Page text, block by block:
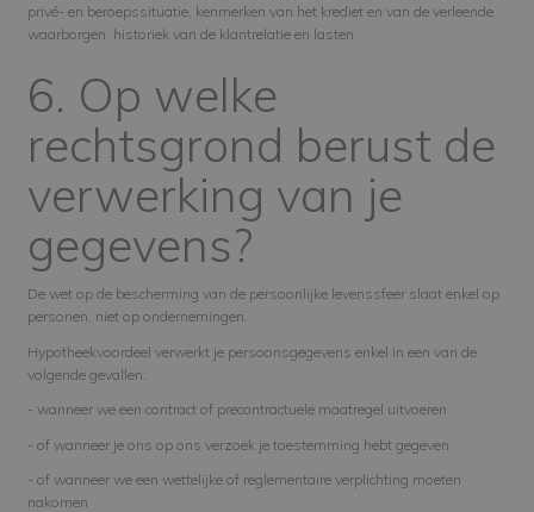
privé- en beroepssituatie, kenmerken van het krediet en van de verleende
waarborgen, historiek van de klantrelatie en lasten.
6. Op welke
rechtsgrond berust de
verwerking van je
gegevens?
De wet op de bescherming van de persoonlijke levenssfeer slaat enkel op
personen, niet op ondernemingen.
Hypotheekvoordeel verwerkt je persoonsgegevens enkel in een van de
volgende gevallen:
- wanneer we een contract of precontractuele maatregel uitvoeren
- of wanneer je ons op ons verzoek je toestemming hebt gegeven
- of wanneer we een wettelijke of reglementaire verplichting moeten
nakomen